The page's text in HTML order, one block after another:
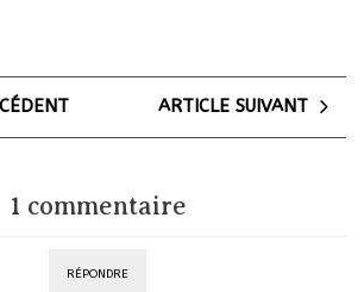
ARTICLE SUIVANT
1 commentaire
RÉPONDRE